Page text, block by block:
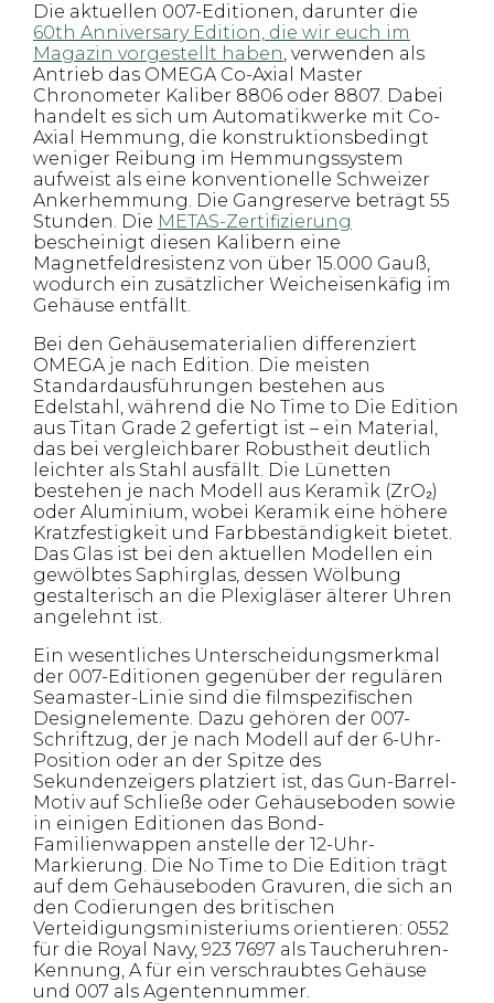
Die aktuellen 007-Editionen, darunter die
60th Anniversary Edition, die wir euch im
Magazin vorgestellt haben, verwenden als
Antrieb das OMEGA Co-Axial Master
Chronometer Kaliber 8806 oder 8807. Dabei
handelt es sich um Automatikwerke mit Co-
Axial Hemmung, die konstruktionsbedingt
weniger Reibung im Hemmungssystem
aufweist als eine konventionelle Schweizer
Ankerhemmung. Die Gangreserve beträgt 55
Stunden. Die METAS-Zertifizierung
bescheinigt diesen Kalibern eine
Magnetfeldresistenz von über 15.000 Gauß,
wodurch ein zusätzlicher Weicheisenkäfig im
Gehäuse entfällt.
Bei den Gehäusematerialien differenziert
OMEGA je nach Edition. Die meisten
Standardausführungen bestehen aus
Edelstahl, während die No Time to Die Edition
aus Titan Grade 2 gefertigt ist – ein Material,
das bei vergleichbarer Robustheit deutlich
leichter als Stahl ausfällt. Die Lünetten
bestehen je nach Modell aus Keramik (ZrO₂)
oder Aluminium, wobei Keramik eine höhere
Kratzfestigkeit und Farbbeständigkeit bietet.
Das Glas ist bei den aktuellen Modellen ein
gewölbtes Saphirglas, dessen Wölbung
gestalterisch an die Plexigläser älterer Uhren
angelehnt ist.
Ein wesentliches Unterscheidungsmerkmal
der 007-Editionen gegenüber der regulären
Seamaster-Linie sind die filmspezifischen
Designelemente. Dazu gehören der 007-
Schriftzug, der je nach Modell auf der 6-Uhr-
Position oder an der Spitze des
Sekundenzeigers platziert ist, das Gun-Barrel-
Motiv auf Schließe oder Gehäuseboden sowie
in einigen Editionen das Bond-
Familienwappen anstelle der 12-Uhr-
Markierung. Die No Time to Die Edition trägt
auf dem Gehäuseboden Gravuren, die sich an
den Codierungen des britischen
Verteidigungsministeriums orientieren: 0552
für die Royal Navy, 923 7697 als Taucheruhren-
Kennung, A für ein verschraubtes Gehäuse
und 007 als Agentennummer.